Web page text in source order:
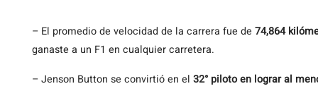
– El promedio de velocidad de la carrera fue de 74,864
ganaste a un F1 en cualquier carretera.
– Jenson Button se convirtió en el 32° piloto en lograr al